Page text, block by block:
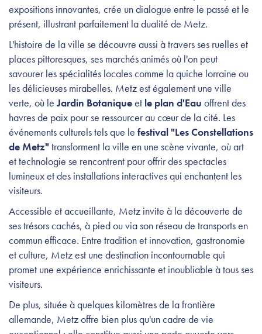
expositions innovantes, crée un dialogue entre le passé et le
présent, illustrant parfaitement la dualité de Metz.
L'histoire de la ville se découvre aussi à travers ses ruelles et
places pittoresques, ses marchés animés où l'on peut
savourer les spécialités locales comme la quiche lorraine ou
les délicieuses mirabelles. Metz est également une ville
verte, où leJardin Botaniqueet le plan d'Eau offrent des
havres de paix pour se ressourcer au cœur de la cité. Les
événements culturels tels que le festival "Les Constellations
de Metz"transforment la ville en une scène vivante, où art
et technologie se rencontrent pour offrir des spectacles
lumineux et des installations interactives qui enchantent les
visiteurs.
Accessible et accueillante, Metz invite à la découverte de
ses trésors cachés, à pied ou via son réseau de transports en
commun efficace. Entre tradition et innovation, gastronomie
et culture, Metz est une destination incontournable qui
promet une expérience enrichissante et inoubliable à tous ses
visiteurs.
De plus, située à quelques kilomètres de la frontière
allemande, Metz offre bien plus qu'un cadre de vie